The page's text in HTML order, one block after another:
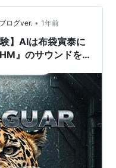
ログver. • 1年前
】AIは布袋寅泰に
』のサウンドを